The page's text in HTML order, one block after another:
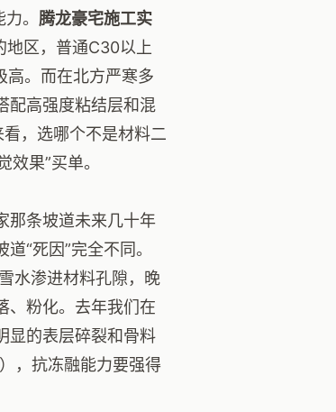
。 腾龙豪宅施工实
地区，普通C30以上
。而在北方严寒多
配高强度粘结层和混
，选哪个不是材料二
果”买单。
那条坡道未来几十年
“死因”完全不同。
水渗进材料孔隙，晚
、粉化。去年我们在
显的表层碎裂和骨料
，抗冻融能力要强得